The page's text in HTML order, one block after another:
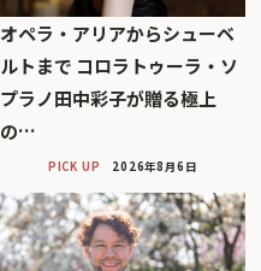
オペラ・アリアからシューベ
ルトまで コロラトゥーラ・ソ
プラノ田中彩子が贈る極上
の…
PICK UP 2026年8月6日